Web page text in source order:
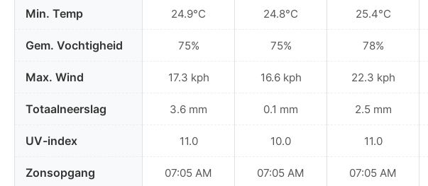
Min. Temp
Gem. Vochtigheid
Max. Wind
Totaalneerslag
UV-index
Zonsopgang
24.9°C
75%
17.3 kph
3.6 mm
11.0
07:05 AM
24.8°C
75%
16.6 kph
0.1 mm
10.0
07:05 AM
25.4°C
78%
22.3 kph
2.5 mm
11.0
07:05 AM